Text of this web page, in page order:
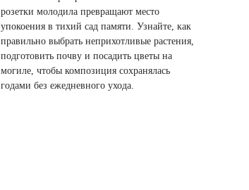
розетки молодила превращают место
упокоения в тихий сад памяти. Узнайте, как
правильно выбрать неприхотливые растения,
подготовить почву и посадить цветы на
могиле, чтобы композиция сохранялась
годами без ежедневного ухода.